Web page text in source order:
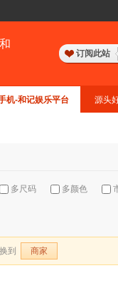
订阅此站
机-和记娱乐平台 源头
多尺码 多颜色
到 商家